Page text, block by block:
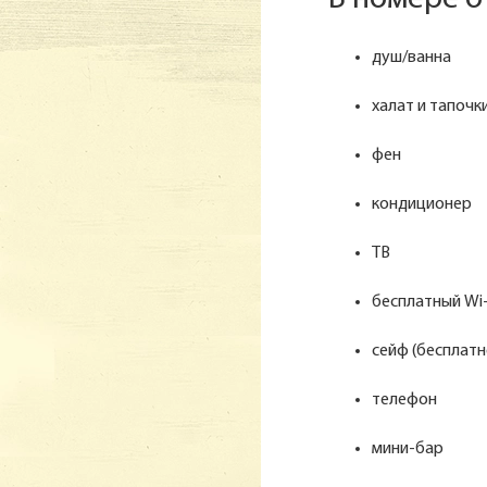
душ/ванна
халат и
фен
кондиционер
ТВ
бесплатный
сейф
телефон
мини-бар